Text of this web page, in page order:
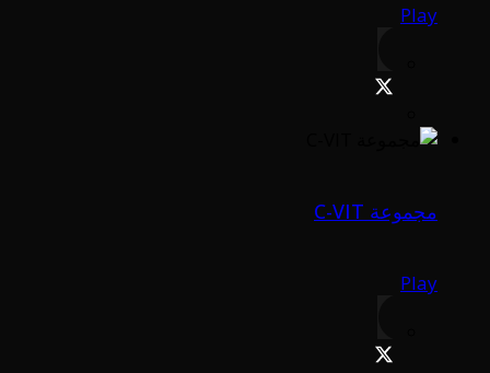
Play
مجموعة C-VIT
Play